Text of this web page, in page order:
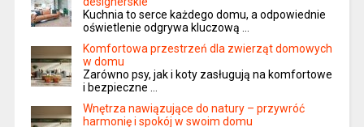
Kuchnia to serce każdego domu, a odpowiednie
oświetlenie odgrywa kluczową …
Komfortowa przestrzeń dla zwierząt domowych
w domu
Zarówno psy, jak i koty zasługują na komfortowe
i bezpieczne …
Wnętrza nawiązujące do natury – przywróć
harmonię i spokój w swoim domu